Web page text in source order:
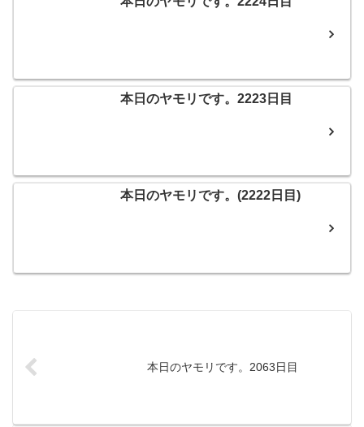
本日のヤモリです。2223日目
本日のヤモリです。(2222日目)
本日のヤモリです。2063日目